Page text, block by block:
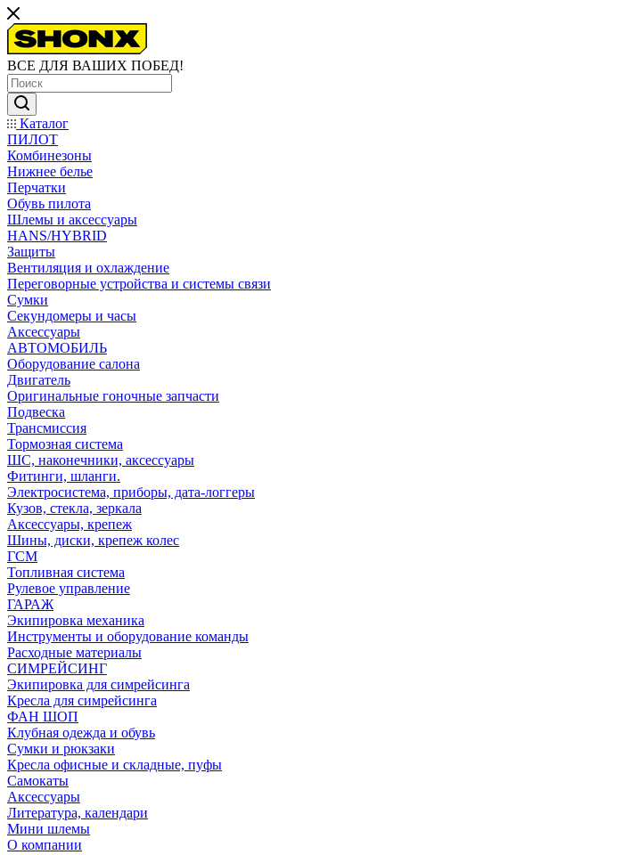
ВСЕ ДЛЯ ВАШИХ ПОБЕД!
Каталог
ПИЛОТ
Комбинезоны
Нижнее белье
Перчатки
Обувь пилота
Шлемы и аксессуары
HANS/HYBRID
Защиты
Вентиляция и охлаждение
Переговорные устройства и системы связи
Сумки
Секундомеры и часы
Аксессуары
АВТОМОБИЛЬ
Оборудование салона
Двигатель
Оригинальные гоночные запчасти
Подвеска
Трансмиссия
Тормозная система
ШС, наконечники, аксессуары
Фитинги, шланги.
Электросистема, приборы, дата-логгеры
Кузов, стекла, зеркала
Аксессуары, крепеж
Шины, диски, крепеж колес
ГСМ
Топливная система
Рулевое управление
ГАРАЖ
Экипировка механика
Инструменты и оборудование команды
Расходные материалы
СИМРЕЙСИНГ
Экипировка для симрейсинга
Кресла для симрейсинга
ФАН ШОП
Клубная одежда и обувь
Сумки и рюкзаки
Кресла офисные и складные, пуфы
Самокаты
Аксессуары
Литература, календари
Мини шлемы
О компании